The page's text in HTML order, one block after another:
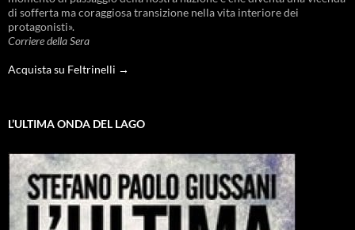
di sofferta ma coraggiosa transizione nella vita interiore dei
protagonisti».
Corriere della Sera
Acquista su Feltrinelli →
L’ULTIMA ONDA DEL LAGO